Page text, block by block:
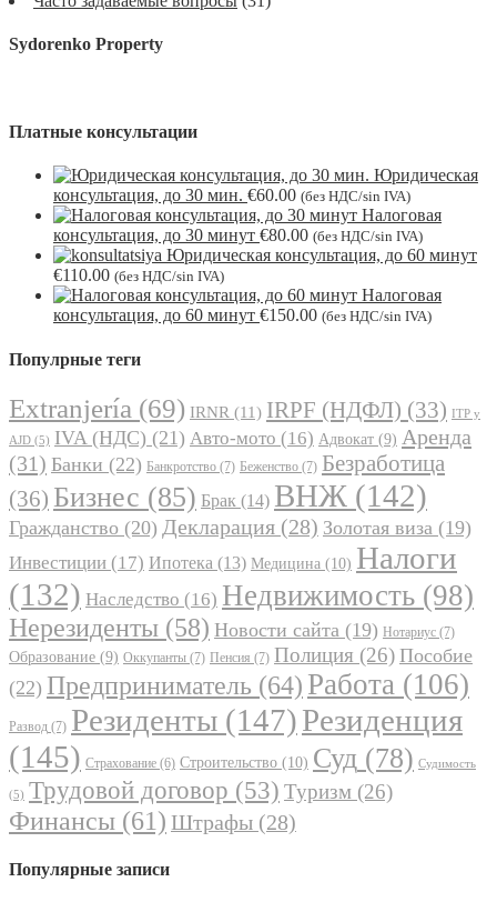
Sydorenko Property
Платные консультации
Юридическая
консультация, до 30 мин. €60.00 (без НДС/sin IVA)
Налоговая
консультация, до 30 минут €80.00 (без НДС/sin IVA)
Юридическая консультация, до 60 минут
€110.00 (без НДС/sin IVA)
Налоговая
консультация, до 60 минут €150.00 (без НДС/sin IVA)
Популрные теги
Extranjería (69) IRNR (11) IRPF (НДФЛ) (33) ITP y
AJD (5) IVA (НДС) (21) Авто-мото (16) Адвокат (9) Аренда
(31) Банки (22) Банкротство (7) Беженство (7) Безработица
(36) Бизнес (85) Брак (14) ВНЖ (142)
Гражданство (20) Декларация (28) Золотая виза (19)
Инвестиции (17) Ипотека (13) Медицина (10) Налоги
(132) Наследство (16) Недвижимость (98)
Нерезиденты (58) Новости сайта (19) Нотариус (7)
Образование (9) Оккупанты (7) Пенсия (7) Полиция (26) Пособие
(22) Предприниматель (64) Работа (106)
Развод (7) Резиденты (147)Резиденция
(145) Страхование (6) Строительство (10) Суд (78) Судимость
(5) Трудовой договор (53) Туризм (26)
Финансы (61) Штрафы (28)
Популярные записи